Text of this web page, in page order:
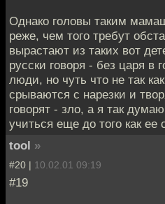
Однако головы таким
реже, чем того требут
вырастают из таких вот
русски говоря - без царя в
люди, но чуть что не так
срываются с нарезки и
говорят - зло, а я так
учиться еще до того как ее
tool »
#20 | 10.02.01 09:19
#19